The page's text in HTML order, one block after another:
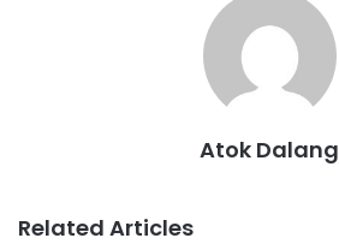
Atok Dalang
Related Articles